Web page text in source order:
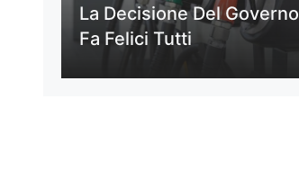
La Decisione Del Governo
Fa Felici Tutti